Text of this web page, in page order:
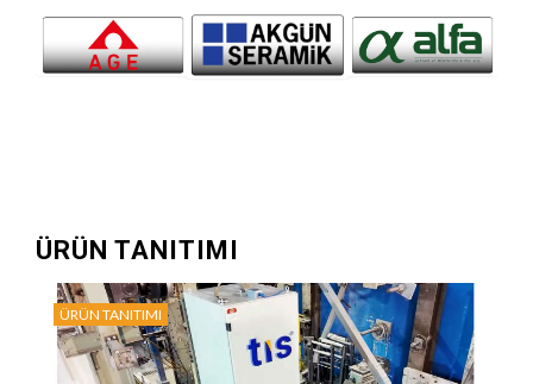
ÜRÜN TANITIMI
ÜRÜN TANITIMI